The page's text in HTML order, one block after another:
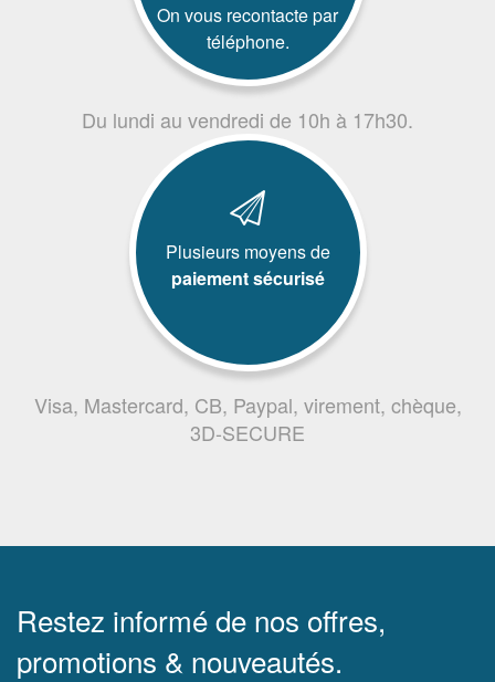
On vous recontacte par
téléphone.
Du lundi au vendredi de 10h à 17h30.
Plusieurs moyens de
paiement sécurisé
Visa, Mastercard, CB, Paypal, virement, chèque,
3D-SECURE
Restez informé de nos offres,
promotions & nouveautés.